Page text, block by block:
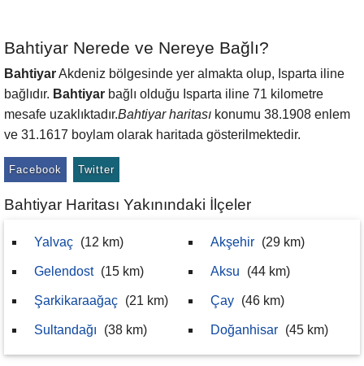
Bahtiyar Nerede ve Nereye Bağlı?
BahtiyarAkdeniz bölgesinde yer almakta olup, Isparta iline
bağlıdır. Bahtiyar bağlı olduğu Isparta iline 71 kilometre
mesafe uzaklıktadır.Bahtiyar haritası konumu 38.1908 enlem
ve 31.1617 boylam olarak haritada gösterilmektedir.
Facebook Twitter
Bahtiyar Haritası Yakınındaki İlçeler
Yalvaç (12 km)
Gelendost (15 km)
Şarkikaraağaç (21 km)
Sultandağı (38 km)
Akşehir (29 km)
Aksu (44 km)
Çay (46 km)
Doğanhisar (45 km)